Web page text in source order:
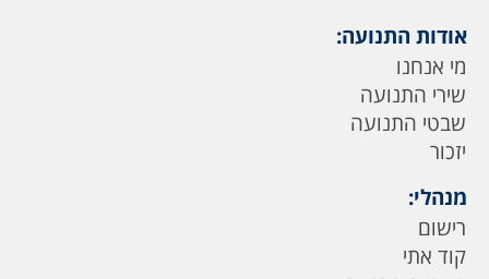
אודות התנועה:
מי אנחנו
שירי התנועה
שבטי התנועה
יזכור
מנהלי:
רישום
קוד אתי